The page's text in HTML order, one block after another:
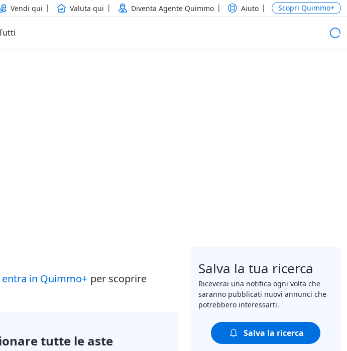
Vendi qui Valuta qui Diventa Agente Quimmo Aiuto Scopri Quimmo+
entra in Quimmo+ per scoprire
tutte le aste
Salva la tua ricerca
Riceverai una notifica ogni volta che
saranno pubblicati nuovi annunci che
potrebbero interessarti.
Salva la ricerca